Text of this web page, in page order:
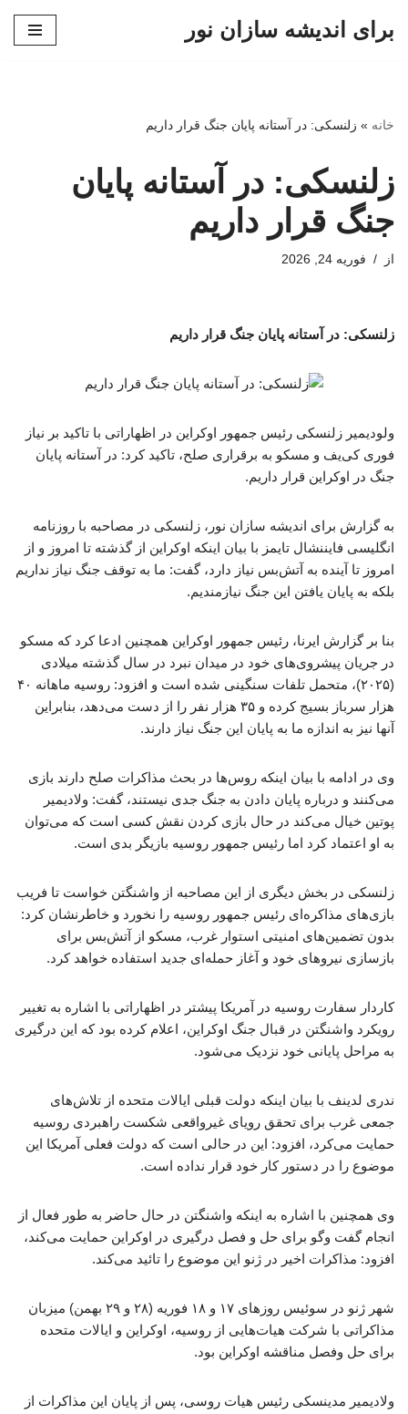
برای اندیشه سازان نور
خانه » زلنسکی: در آستانه پایان جنگ قرار داریم
زلنسکی: در آستانه پایان
جنگ قرار داریم
از فوریه 24, 2026
زلنسکی: در آستانه پایان جنگ قرار داریم
ولودیمیر زلنسکی رئیس جمهور اوکراین در اظهاراتی با تاکید بر نیاز
فوری کی‌یف و مسکو به برقراری صلح، تاکید کرد: در آستانه پایان
جنگ در اوکراین قرار داریم.
به گزارش برای اندیشه سازان نور، زلنسکی در مصاحبه با روزنامه
انگلیسی فایننشال تایمز با بیان اینکه اوکراین از گذشته تا امروز و از
امروز تا آینده به آتش‌بس نیاز دارد، گفت: ما به توقف جنگ نیاز نداریم
بلکه به پایان یافتن این جنگ نیازمندیم.
بنا بر گزارش ایرنا، رئیس جمهور اوکراین همچنین ادعا کرد که مسکو
در جریان پیشروی‌های خود در میدان نبرد در سال گذشته میلادی
(۲۰۲۵)، متحمل تلفات سنگینی شده است و افزود: روسیه ماهانه ۴۰
هزار سرباز بسیج کرده و ۳۵ هزار نفر را از دست می‌دهد، بنابراین
آنها نیز به اندازه ما به پایان این جنگ نیاز دارند.
وی در ادامه با بیان اینکه روس‌ها در بحث مذاکرات صلح دارند بازی
می‌کنند و درباره پایان دادن به جنگ جدی نیستند، گفت: ولادیمیر
پوتین خیال می‌کند در حال بازی کردن نقش کسی است که می‌توان
به او اعتماد کرد اما رئیس جمهور روسیه بازیگر بدی است.
زلنسکی در بخش دیگری از این مصاحبه از واشنگتن خواست تا فریب
بازی‌های مذاکره‌ای رئیس جمهور روسیه را نخورد و خاطرنشان کرد:
بدون تضمین‌های امنیتی استوار غرب، مسکو از آتش‌بس برای
بازسازی نیروهای خود و آغاز حمله‌ای جدید استفاده خواهد کرد.
کاردار سفارت روسیه در آمریکا پیشتر در اظهاراتی با اشاره به تغییر
رویکرد واشنگتن در قبال جنگ اوکراین، اعلام کرده بود که این درگیری
به مراحل پایانی خود نزدیک می‌شود.
ندری لدینف با بیان اینکه دولت قبلی ایالات متحده از تلاش‌های
جمعی غرب برای تحقق رویای غیرواقعی شکست راهبردی روسیه
حمایت می‌کرد، افزود: این در حالی است که دولت فعلی آمریکا این
موضوع را در دستور کار خود قرار نداده است.
وی همچنین با اشاره به اینکه واشنگتن در حال حاضر به طور فعال از
انجام گفت وگو برای حل‌ و فصل درگیری در اوکراین حمایت می‌کند،
افزود: مذاکرات اخیر در ژنو این موضوع را تائید می‌کند.
شهر ژنو در سوئیس روزهای ۱۷ و ۱۸ فوریه (۲۸ و ۲۹ بهمن) میزبان
مذاکراتی با شرکت هیات‌هایی از روسیه، اوکراین و ایالات متحده
برای حل وفصل مناقشه اوکراین بود.
ولادیمیر مدینسکی رئیس هیات روسی، پس از پایان این مذاکرات از